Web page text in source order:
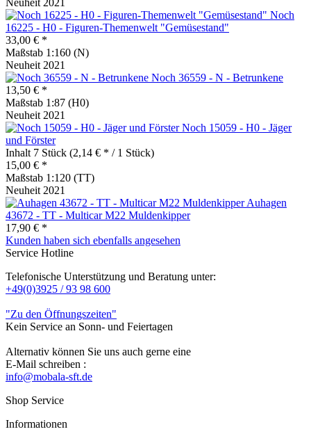
Noch
16225 - H0 - Figuren-Themenwelt "Gemüsestand"
33,00 € *
Maßstab 1:160 (N)
Neuheit 2021
Noch 36559 - N - Betrunkene
13,50 € *
Maßstab 1:87 (H0)
Neuheit 2021
Noch 15059 - H0 - Jäger
und Förster
Inhalt 7 Stück (2,14 € * / 1 Stück)
15,00 € *
Maßstab 1:120 (TT)
Neuheit 2021
Auhagen
43672 - TT - Multicar M22 Muldenkipper
17,90 € *
Kunden haben sich ebenfalls angesehen
Service Hotline
Telefonische Unterstützung und Beratung unter:
+49(0)3925 / 93 98 600
"Zu den Öffnungszeiten"
Kein Service an Sonn- und Feiertagen
Alternativ können Sie uns auch gerne eine
E-Mail schreiben :
info@mobala-sft.de
Shop Service
Informationen